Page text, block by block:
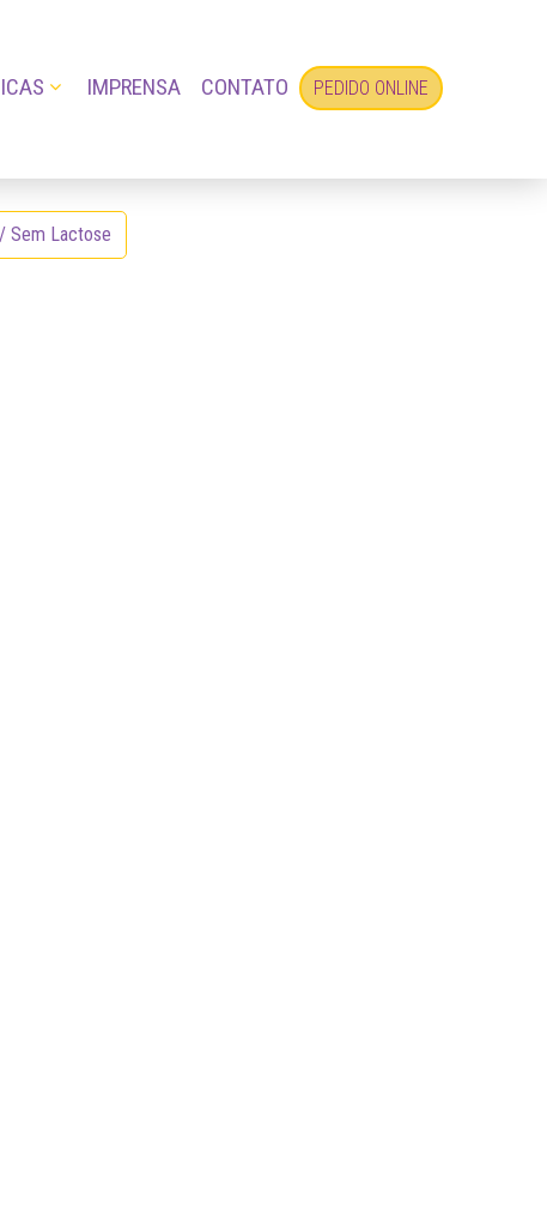
IMPRENSA CONTATO PEDIDO ONLINE
Sem Lactose